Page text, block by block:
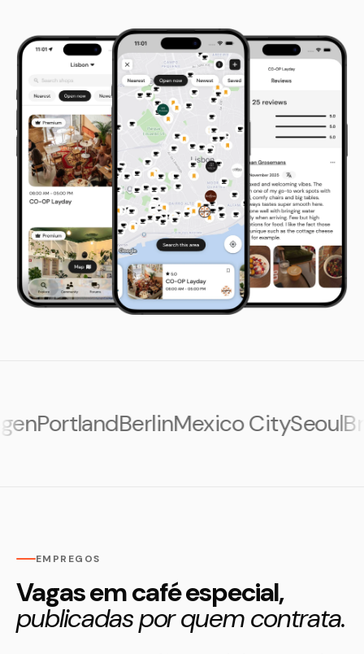
PortlandBerlinMexico CitySeoul
EMPREGOS
Vagas em café especial,
publicadas por quem contrata.